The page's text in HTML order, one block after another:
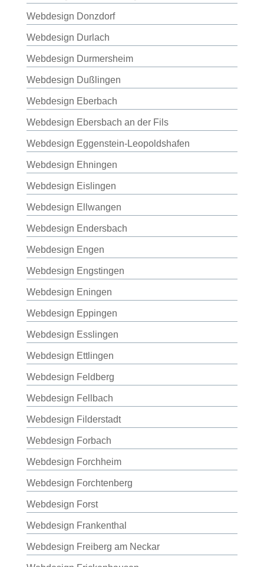
Webdesign Donzdorf
Webdesign Durlach
Webdesign Durmersheim
Webdesign Dußlingen
Webdesign Eberbach
Webdesign Ebersbach an der Fils
Webdesign Eggenstein-Leopoldshafen
Webdesign Ehningen
Webdesign Eislingen
Webdesign Ellwangen
Webdesign Endersbach
Webdesign Engen
Webdesign Engstingen
Webdesign Eningen
Webdesign Eppingen
Webdesign Esslingen
Webdesign Ettlingen
Webdesign Feldberg
Webdesign Fellbach
Webdesign Filderstadt
Webdesign Forbach
Webdesign Forchheim
Webdesign Forchtenberg
Webdesign Forst
Webdesign Frankenthal
Webdesign Freiberg am Neckar